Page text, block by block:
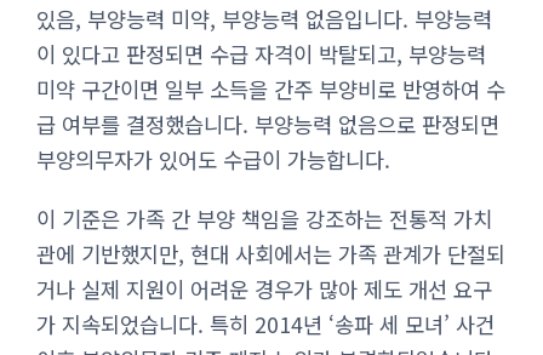
있음, 부양능력 미약, 부양능력 없음입니다. 부양능력
이 있다고 판정되면 수급 자격이 박탈되고, 부양능력
미약 구간이면 일부 소득을 간주 부양비로 반영하여 수
급 여부를 결정했습니다. 부양능력 없음으로 판정되면
부양의무자가 있어도 수급이 가능합니다.
이 기준은 가족 간 부양 책임을 강조하는 전통적 가치
관에 기반했지만, 현대 사회에서는 가족 관계가 단절되
거나 실제 지원이 어려운 경우가 많아 제도 개선 요구
가 지속되었습니다. 특히 2014년 ‘송파 세 모녀’ 사건